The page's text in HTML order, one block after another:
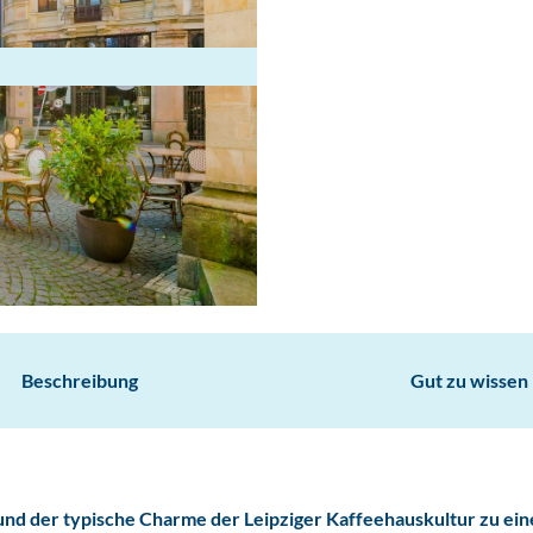
Beschreibung Gut zu wissen
der typische Charme der Leipziger Kaffeehauskultur zu